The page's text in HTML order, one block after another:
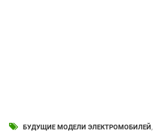
БУДУЩИЕ МОДЕЛИ ЭЛЕКТРОМОБИЛЕЙ,